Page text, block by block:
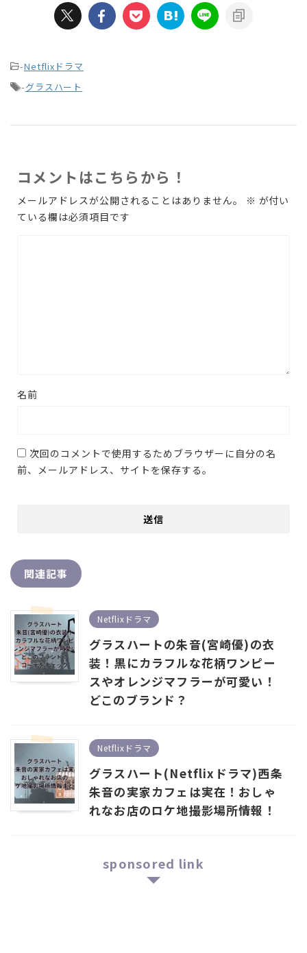
-Netflixドラマ
-グラスハート
コメントはこちらから！
メールアドレスが公開されることはありません。 ※ が付い
ている欄は必須項目です
名前
次回のコメントで使用するためブラウザーに自分の名
前、メールアドレス、サイトを保存する。
関連記事
Netflixドラマ
グラスハートの朱音(宮崎優)の衣
装！黒にカラフルな花柄ワンピー
スやオレンジマフラーが可愛い！
どこのブランド？
Netflixドラマ
グラスハート(Netflixドラマ)西条
朱音の実家カフェは実在！おしゃ
れなお店のロケ地撮影場所情報！
sponsored link